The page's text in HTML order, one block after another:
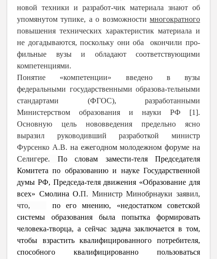
новой техники и разработ-чик материала знают об
упомянутом тупике, а о возможности многократного
повышения технических характеристик материала и
не догадываются, поскольку они оба окончили про-
фильные вузы и обладают соответствующими
компетенциями.
Понятие «компетенции» введено в вузы
федеральными государственными образова-тельными
стандартами (ФГОС), разработанными
Министерством образования и науки РФ [1].
Основную цель нововведения предельно ясно
выразил руководивший разработкой министр
Фурсенко А.В. на ежегодном молодежном форуме на
Селигере. По словам замести-теля Председателя
Комитета по образованию и науке Государственной
думы РФ, Председа-теля движения «Образование для
всех» Смолина О.П. Министр Минобрнауки заявил,
что,
по его мнению, «недостатком советской
системы образования была попытка формировать
человека-творца, а сейчас задача заключается в том,
чтобы взрастить квалифицированного потребителя,
способного квалифицированно пользоваться